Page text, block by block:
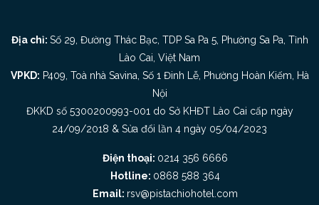
Địa chỉ: Số 29, Đường Thác Bạc, TDP Sa Pa 5, Phường Sa Pa, Tỉnh
Lào Cai, Việt Nam
VPKD: P409, Toà nhà Savina, Số 1 Đinh Lễ, Phường Hoàn Kiếm, Hà
Nội
ĐKKD số 5300200993-001 do Sở KHĐT Lào Cai cấp ngày
24/09/2018 & Sửa đổi lần 4 ngày 05/04/2023
Điện thoại: 0214 356 6666
Hotline: 0868 588 364
Email: rsv@pistachiohotel.com